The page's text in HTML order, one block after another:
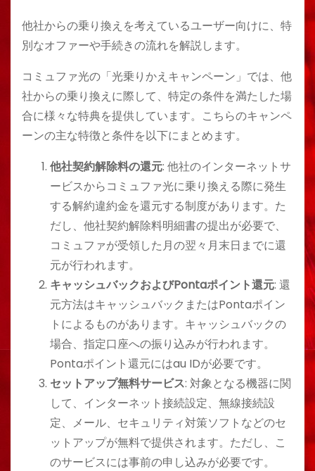
他社からの乗り換えを考えているユーザー向けに、特
別なオファーや手続きの流れを解説します。
コミュファ光の「光乗りかえキャンペーン」では、他
社からの乗り換えに際して、特定の条件を満たした場
合に様々な特典を提供しています。こちらのキャンペ
ーンの主な特徴と条件を以下にまとめます。
他社契約解除料の還元: 他社のインターネットサ
ービスからコミュファ光に乗り換える際に発生
する解約違約金を還元する制度があります。た
だし、他社契約解除料明細書の提出が必要で、
コミュファが受領した月の翌々月末日までに還
元が行われます。
キャッシュバックおよびPontaポイント還元: 還
元方法はキャッシュバックまたはPontaポイン
トによるものがあります。キャッシュバックの
場合、指定口座への振り込みが行われます。
Pontaポイント還元にはau IDが必要です。
セットアップ無料サービス: 対象となる機器に関
して、インターネット接続設定、無線接続設
定、メール、セキュリティ対策ソフトなどのセ
ットアップが無料で提供されます。ただし、こ
のサービスには事前の申し込みが必要です。